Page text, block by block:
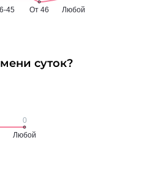
суток?